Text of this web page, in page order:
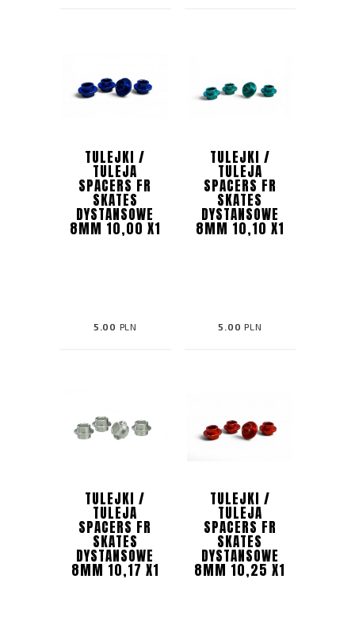
TULEJKI /
TULEJA
SPACERS FR
SKATES
DYSTANSOWE
8MM 10,00 X1
5.00 PLN
TULEJKI /
TULEJA
SPACERS FR
SKATES
DYSTANSOWE
8MM 10,10 X1
5.00 PLN
TULEJKI /
TULEJA
SPACERS FR
SKATES
DYSTANSOWE
8MM 10,17 X1
TULEJKI /
TULEJA
SPACERS FR
SKATES
DYSTANSOWE
8MM 10,25 X1